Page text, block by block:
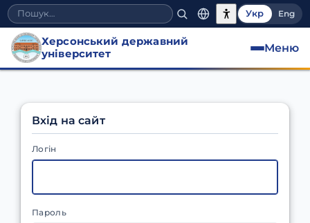
Укр Eng
Херсонський державний
університет
Меню
Вхід на сайт
Логін
Пароль